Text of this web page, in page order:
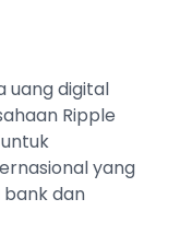
uang digital
Ripple
yang
dan